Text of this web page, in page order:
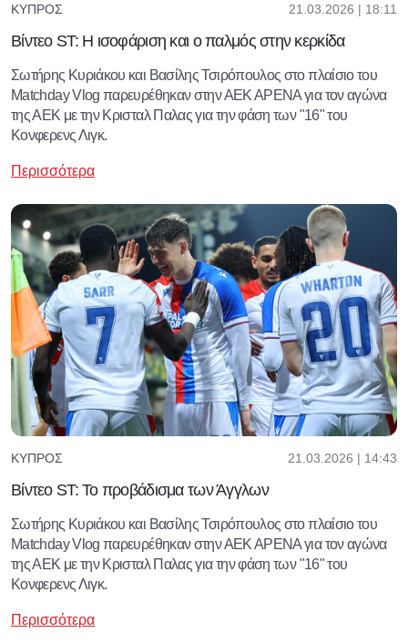
ΚΎΠΡΟΣ 21.03.2026 | 18:11
Βίντεο ST: Η ισοφάριση και ο παλμός στην κερκίδα
Σωτήρης Κυριάκου και Βασίλης Τσιρόπουλος στο πλαίσιο του
Matchday Vlog παρευρέθηκαν στην ΑΕΚ ΑΡΕΝΑ για τον αγώνα
της ΑΕΚ με την Κρισταλ Παλας για την φάση των "16" του
Κονφερενς Λιγκ.
Περισσότερα
ΚΎΠΡΟΣ 21.03.2026 | 14:43
Βίντεο ST: Το προβάδισμα των Άγγλων
Σωτήρης Κυριάκου και Βασίλης Τσιρόπουλος στο πλαίσιο του
Matchday Vlog παρευρέθηκαν στην ΑΕΚ ΑΡΕΝΑ για τον αγώνα
της ΑΕΚ με την Κρισταλ Παλας για την φάση των "16" του
Κονφερενς Λιγκ.
Περισσότερα